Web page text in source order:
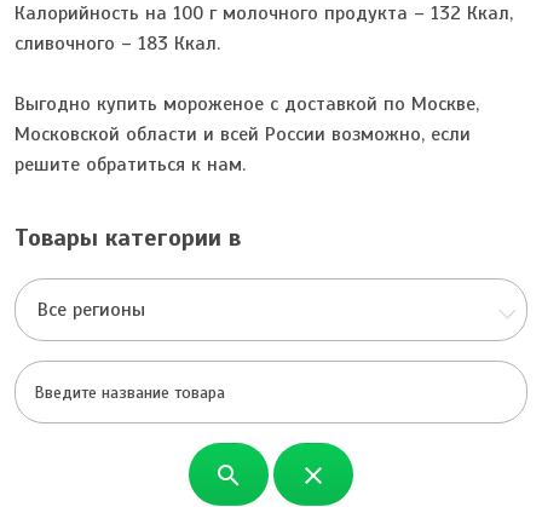
Калорийность на 100 г молочного продукта – 132 Ккал,
сливочного – 183 Ккал.
Выгодно купить мороженое с доставкой по Москве,
Московской области и всей России возможно, если
решите обратиться к нам.
Товары категории в
Все регионы
search close